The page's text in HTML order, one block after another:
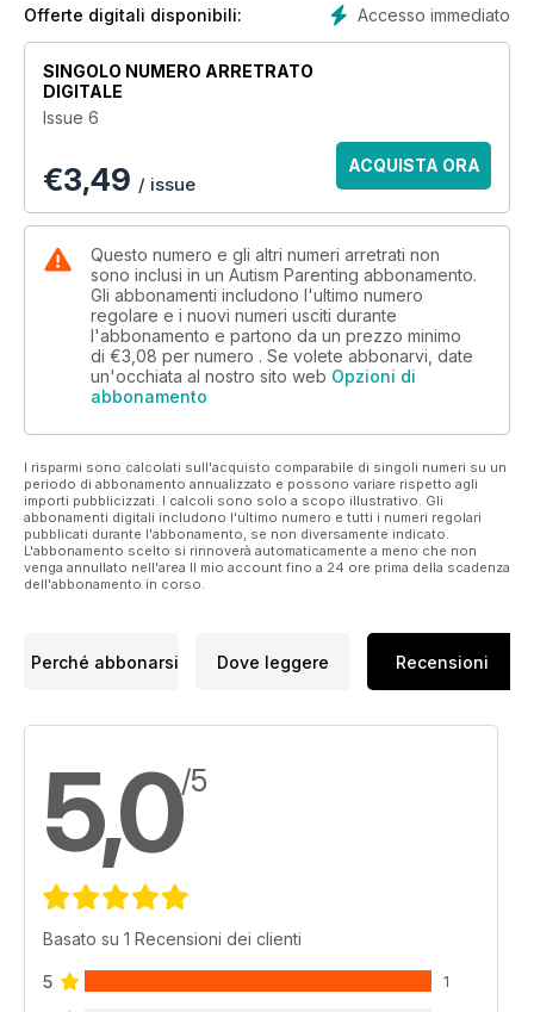
+Q&A - Where do I buy diapers after size 6 for my autistic
Whatz-It by Lyndon Owen
Accesso immediato
Offerte digitali disponibili:
SINGOLO NUMERO ARRETRATO
DIGITALE
Issue 6
€3,49 / issue
ACQUISTA ORA
Questo numero e gli altri numeri arretrati non
sono inclusi in un Autism Parenting abbonamento.
Gli abbonamenti includono l'ultimo numero
regolare e i nuovi numeri usciti durante
l'abbonamento e partono da un prezzo minimo
di €3,08 per numero . Se volete abbonarvi, date
un'occhiata al nostro sito web Opzioni di
abbonamento
I risparmi sono calcolati sull'acquisto comparabile di singoli numeri su un
periodo di abbonamento annualizzato e possono variare rispetto agli
importi pubblicizzati. I calcoli sono solo a scopo illustrativo. Gli
abbonamenti digitali includono l'ultimo numero e tutti i numeri regolari
pubblicati durante l'abbonamento, se non diversamente indicato.
L'abbonamento scelto si rinnoverà automaticamente a meno che non
venga annullato nell'area Il mio account fino a 24 ore prima della scadenza
dell'abbonamento in corso.
Perché abbonarsi Dove leggere Recensioni
5,0/5
Basato su 1 Recensioni dei clienti
5 1